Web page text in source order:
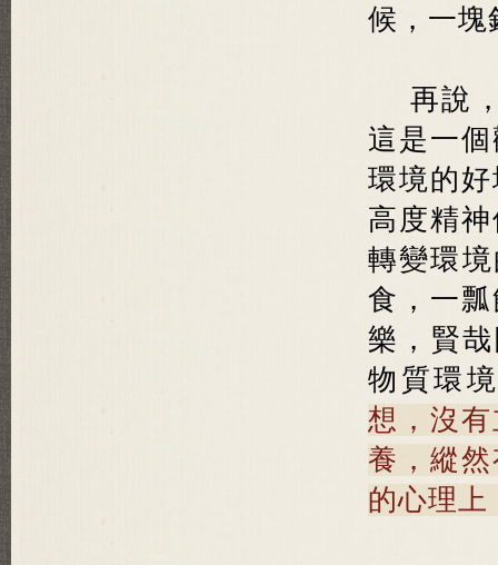
候，一塊
再說
這是一
環境的
高度精
轉變環
食，一
樂，賢
物質環
想，沒
養，縱
的心理上